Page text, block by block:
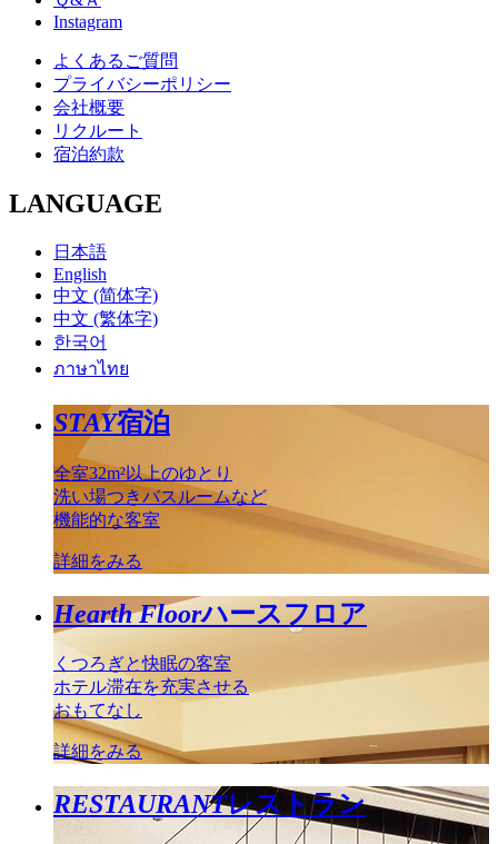
Instagram
よくあるご質問
プライバシーポリシー
会社概要
リクルート
宿泊約款
LANGUAGE
日本語
English
中文 (简体字)
中文 (繁体字)
한국어
ภาษาไทย
STAY宿泊
全室32m²以上のゆとり
洗い場つきバスルームなど
機能的な客室
詳細をみる
Hearth Floorハースフロア
くつろぎと快眠の客室
ホテル滞在を充実させる
おもてなし
詳細をみる
RESTAURANTレストラン